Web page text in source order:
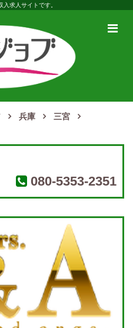
入求人サイトです。
メ
兵庫
三宮
080-5353-2351